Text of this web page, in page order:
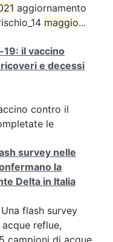
aggiornamento
maggio...
19: il vaccino
e decessi
contro il
le
survey nelle
la
Delta in Italia
flash survey
acque reflue,
campioni di acque